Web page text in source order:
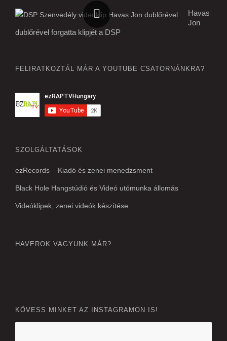
Havas
Jon
dublőrével forgatta klipjét a DSP
FELIRATKOZTÁL MÁR A YOUTUBE CSATORNÁNKRA?
SZOLGÁLTATÁSOK
ezRecords – Kiadó és zenei menedzsment
Black Hole Hangstúdió és Videó utómunka állomás
Videóklipek, zenei videók készítése
HAVEROK VAGYUNK MÁR?
KÖVESS MINKET AZ INSTAGRAMON IS!